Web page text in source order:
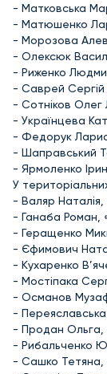
- Матковська
- Матюшенко
- Морозова
- Олексюк
- Риженко
- Саврей Сергій
- Сотніков Олег
- Українцева
- Федорук
- Шаправський
- Ярмоленко
У
- Валяр Наталія,
- Ганаба Роман,
- Геращенко
- Єфимович
- Кухаренко
- Мостіпака
- Османов
- Переяславська
- Продан Ольга,
- Рибальченко
- Сашко Тетяна,